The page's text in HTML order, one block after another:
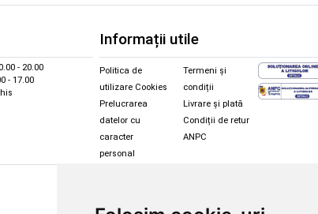
- 20.00
- 17.00
Informații utile
Politica de
utilizare Cookies
Prelucrarea
datelor cu
caracter
personal
Termeni și
condiții
Livrare și plată
Condiții de retur
ANPC